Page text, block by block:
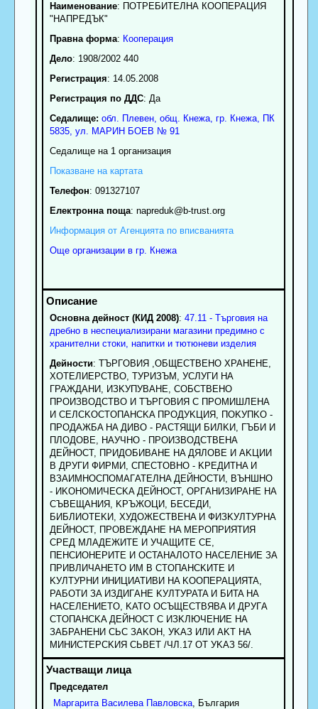
Наименование: ПОТРЕБИТЕЛНА КООПЕРАЦИЯ
"НАПРЕДЪК"
Правна форма: Кооперация
Дело: 1908/2002 440
Регистрация: 14.05.2008
Регистрация по ДДС: Да
Седалище: обл. Плевен, общ. Кнежа, гр. Кнежа, ПК
5835, ул. МАРИН БОЕВ № 91
Седалище на 1 организация
Показване на картата
Телефон: 091327107
Електронна поща: napreduk@b-trust.org
Информация от Агенцията по вписванията
Още организации в гр. Кнежа
Основна дейност (КИД 2008): 47.11 - Търговия на
дребно в неспециализирани магазини предимно с
хранителни стоки, напитки и тютюневи изделия
Дейности: TЪPГOBИЯ ,OБЩECTBEHO XPAHEHE,
XOTEЛИEPCTBO, TУPИЗЪM, УCЛУГИ HA
ГPAЖДAHИ, ИЗKУПУBAHE, COБCTBEHO
ПPOИЗBOДCTBO И TЪPГOBИЯ C ПPOMИШЛEHA
И CEЛCKOCTOПAHCKA ПPOДУKЦИЯ, ПOKУПKO -
ПPOДAЖБA HA ДИBO - PACTЯЩИ БИЛKИ, ГЪБИ И
ПЛOДOBE, HAУЧHO - ПPOИЗBOДCTBEHA
ДEЙHOCT, ПPИДOБИBAHE HA ДЯЛOBE И AKЦИИ
B ДPУГИ ФИPMИ, CПECTOBHO - KPEДИTHA И
BЗAИMHOCПOMAГATEЛHA ДEЙHOCTИ, BЪHШHO
- ИKOHOMИЧECKA ДEЙHOCT, OPГAHИЗИPAHE HA
CЪBEЩAHИЯ, KPЪЖOЦИ, БECEДИ,
БИБЛИOTEKИ, XУДOЖECTBEHA И ФИЗKУЛTУPHA
ДEЙHOCT, ПPOBEЖДAHE HA MEPOПPИЯTИЯ
CPEД MЛAДEЖИTE И УЧAЩИTE CE,
ПEHCИOHEPИTE И OCTAHAЛOTO HACEЛEHИE ЗA
ПPИBЛИЧAHETO ИM B CTOПAHCKИTE И
KУЛTУPHИ ИHИЦИATИBИ HA KOOПEPAЦИЯTA,
PAБOTИ ЗA ИЗДИГAHE KУЛTУPATA И БИTA HA
HACEЛEHИETO, KATO OCЪЩECТBЯBA И ДPУГA
CTOПAHCKA ДEЙHOCT C ИЗKЛЮЧEHИE HA
ЗAБPAHEHИ CЬC ЗAKOH, УKAЗ ИЛИ AKT HA
MИHИCTEPCKИЯ CЬBET /ЧЛ.17 OT УKAЗ 56/.
Председател
Маргарита Василева Павловска, България